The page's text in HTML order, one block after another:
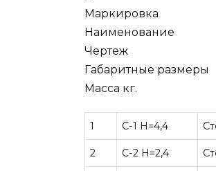
Маркировка
Наименование
Чертеж
Габаритные размеры
Масса кг.
1 C-1 H=4,4
2 C-2 H=2,4